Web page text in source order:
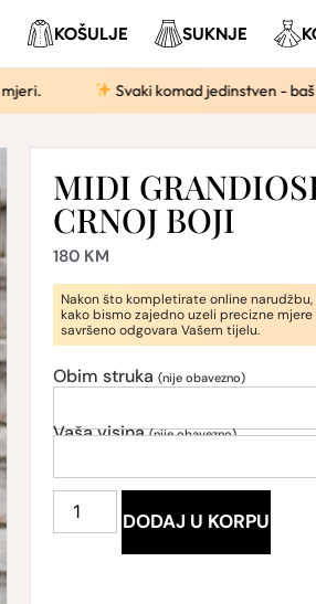
KOŠULJE SUKNJE
Svaki komad jedinstven - baš kao i ti.
MIDI
CRNOJ BOJI
180 KM
Nakon što kompletirate online
kako bismo zajedno uzeli precizne
savršeno odgovara Vašem tijelu.
Obim struka (nije obavezno)
Vaša visina(nije obavezno)
DODAJ U KORPU